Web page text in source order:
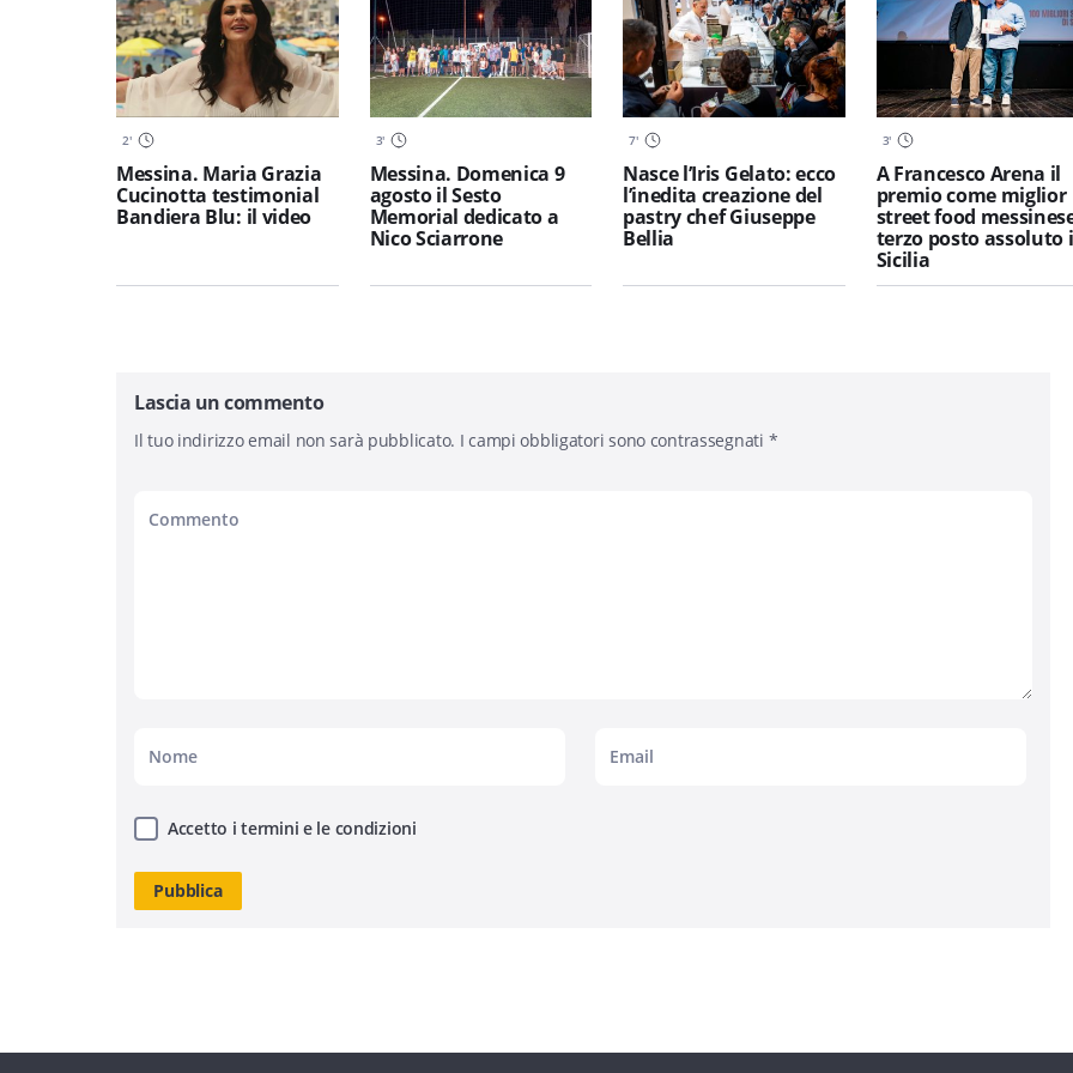
2'
Messina. Maria Grazia
Cucinotta testimonial
Bandiera Blu: il video
3'
Messina. Domenica 9
agosto il Sesto
Memorial dedicato a
Nico Sciarrone
7'
Nasce l’Iris Gelato: ecco
l’inedita creazione del
pastry chef Giuseppe
Bellia
3'
A Francesco Arena il
premio come miglior
street food
terzo posto assoluto
Sicilia
Lascia un commento
Il tuo indirizzo email non sarà pubblicato. I campi obbligatori sono contrassegnati *
Accetto i termini e le condizioni